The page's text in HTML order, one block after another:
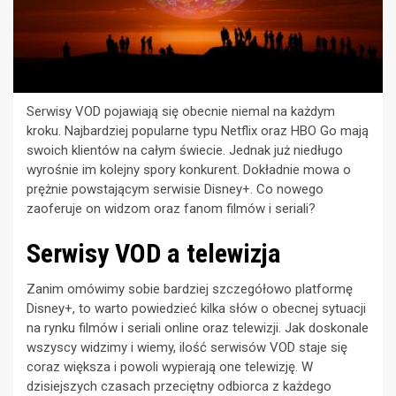
Serwisy VOD pojawiają się obecnie niemal na każdym
kroku. Najbardziej popularne typu Netflix oraz HBO Go mają
swoich klientów na całym świecie. Jednak już niedługo
wyrośnie im kolejny spory konkurent. Dokładnie mowa o
prężnie powstającym serwisie Disney+. Co nowego
zaoferuje on widzom oraz fanom filmów i seriali?
Serwisy VOD a telewizja
Zanim omówimy sobie bardziej szczegółowo platformę
Disney+, to warto powiedzieć kilka słów o obecnej sytuacji
na rynku filmów i seriali online oraz telewizji. Jak doskonale
wszyscy widzimy i wiemy, ilość serwisów VOD staje się
coraz większa i powoli wypierają one telewizję. W
dzisiejszych czasach przeciętny odbiorca z każdego